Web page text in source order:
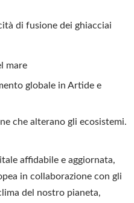
di fusione dei ghiacciai
mare
globale in Artide e
che alterano gli ecosistemi.
affidabile e aggiornata,
in collaborazione con gli
del nostro pianeta,